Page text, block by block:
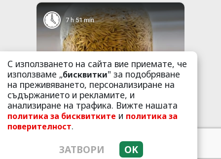
7 h 51 min
One Teaspoon And All The
Worms In The Body Die Instantly
More
490 121 86
С използването на сайта вие приемате, че
използваме „бисквитки" за подобряване
на преживяването, персонализиране на
съдържанието и рекламите, и
анализиране на трафика. Вижте нашата
политика за бисквитките и политика за
поверителност.
ЗАТВОРИ OK